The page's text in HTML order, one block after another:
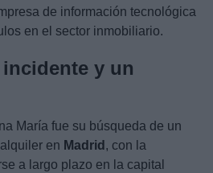
de información tecnológica
en el sector inmobiliario.
y un
María fue su búsqueda de un
en Madrid , con la
a largo plazo en la capital